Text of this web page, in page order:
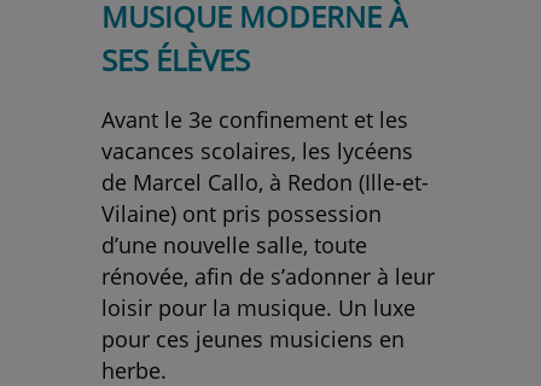
MUSIQUE MODERNE À
SES ÉLÈVES
Avant le 3e confinement et les
vacances scolaires, les lycéens
de Marcel Callo, à Redon (Ille-et-
Vilaine) ont pris possession
d’une nouvelle salle, toute
rénovée, afin de s’adonner à leur
loisir pour la musique. Un luxe
pour ces jeunes musiciens en
herbe.